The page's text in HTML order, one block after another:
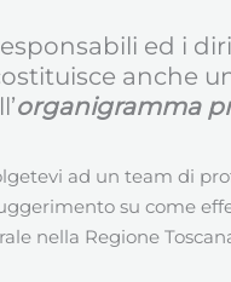
ed i
anche
organigramma
ad un team di
su come
nella Regione